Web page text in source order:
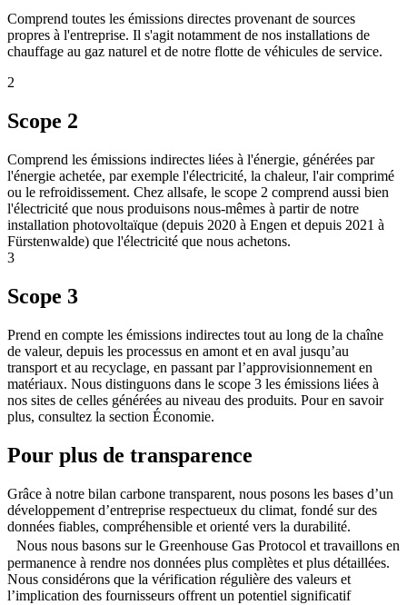
Comprend toutes les émissions directes provenant de sources
propres à l'entreprise. Il s'agit notamment de nos installations de
chauffage au gaz naturel et de notre flotte de véhicules de service.
2
Scope 2
Comprend les émissions indirectes liées à l'énergie, générées par
l'énergie achetée, par exemple l'électricité, la chaleur, l'air comprimé
ou le refroidissement. Chez allsafe, le scope 2 comprend aussi bien
l'électricité que nous produisons nous-mêmes à partir de notre
installation photovoltaïque (depuis 2020 à Engen et depuis 2021 à
Fürstenwalde) que l'électricité que nous achetons.
3
Scope 3
Prend en compte les émissions indirectes tout au long de la chaîne
de valeur, depuis les processus en amont et en aval jusqu’au
transport et au recyclage, en passant par l’approvisionnement en
matériaux. Nous distinguons dans le scope 3 les émissions liées à
nos sites de celles générées au niveau des produits. Pour en savoir
plus, consultez la section Économie.
Pour plus de transparence
Grâce à notre bilan carbone transparent, nous posons les bases d’un
développement d’entreprise respectueux du climat, fondé sur des
données fiables, compréhensible et orienté vers la durabilité.
Nous nous basons sur le Greenhouse Gas Protocol et travaillons en
permanence à rendre nos données plus complètes et plus détaillées.
Nous considérons que la vérification régulière des valeurs et
l’implication des fournisseurs offrent un potentiel significatif